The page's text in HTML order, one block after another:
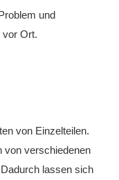
und
vor Ort.
von Einzelteilen.
von verschiedenen
lassen sich